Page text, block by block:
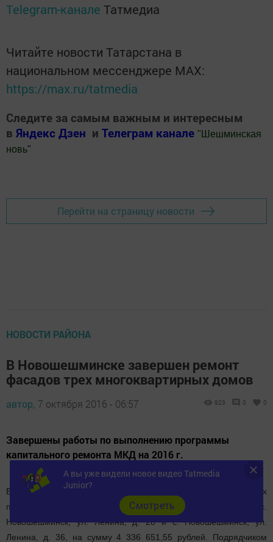
Telegram-канале Татмедиа
Читайте новости Татарстана в
национальном мессенджере MАХ:
https://max.ru/tatmedia
Следите за самым важным и интересным
в Яндекс Дзен и Телеграм канале " Шешминская
новь"
Перейти на страницу новости
НОВОСТИ РАЙОНА
В Новошешминске завершен ремонт
фасадов трех многоквартирных домов
автор, 7 октября 2016 - 06:57 923 0 0
Завершены работы по выполнению программы
капитального ремонта МКД на 2016 г.
Выполнен ремонт фасадов в 3 многоквартирных жилых домах
по адресу: с. Новошешминск, ул. Ленина, д. 23, с.
Новошешминск, ул. Ленина, д. 28 и с. Новошешминск, ул.
Ленина, д. 36, на сумму 4 336 651,55 рублей. Подрядчиком
А вы уже видели новое видео Tatmedia
Junior?
Cмотреть